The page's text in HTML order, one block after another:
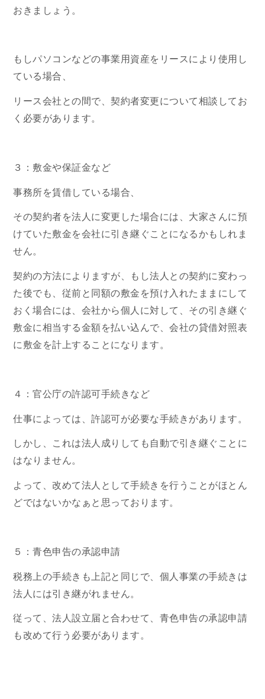
おきましょう。
もしパソコンなどの事業用資産をリースにより使用し
ている場合、
リース会社との間で、契約者変更について相談してお
く必要があります。
３：敷金や保証金など
事務所を賃借している場合、
その契約者を法人に変更した場合には、大家さんに預
けていた敷金を会社に引き継ぐことになるかもしれま
せん。
契約の方法によりますが、もし法人との契約に変わっ
た後でも、従前と同額の敷金を預け入れたままにして
おく場合には、会社から個人に対して、その引き継ぐ
敷金に相当する金額を払い込んで、会社の貸借対照表
に敷金を計上することになります。
４：官公庁の許認可手続きなど
仕事によっては、許認可が必要な手続きがあります。
しかし、これは法人成りしても自動で引き継ぐことに
はなりません。
よって、改めて法人として手続きを行うことがほとん
どではないかなぁと思っております。
５：青色申告の承認申請
税務上の手続きも上記と同じで、個人事業の手続きは
法人には引き継がれません。
従って、法人設立届と合わせて、青色申告の承認申請
も改めて行う必要があります。